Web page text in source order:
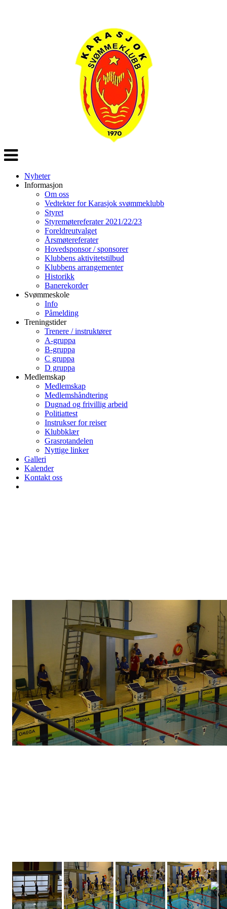
Veksle
navigasjon
Nyheter
Informasjon
Om oss
Vedtekter for Karasjok svømmeklubb
Styret
Styremøtereferater 2021/22/23
Foreldreutvalget
Årsmøtereferater
Hovedsponsor / sponsorer
Klubbens aktivitetstilbud
Klubbens arrangementer
Historikk
Banerekorder
Svømmeskole
Info
Påmelding
Treningstider
Trenere / instruktører
A-gruppa
B-gruppa
C gruppa
D gruppa
Medlemskap
Medlemskap
Medlemshåndtering
Dugnad og frivillig arbeid
Politiattest
Instrukser for reiser
Klubbklær
Grasrotandelen
Nyttige linker
Galleri
Kalender
Kontakt oss